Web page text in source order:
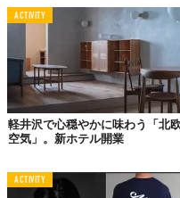
れがライト館を襲いました
うなか、驚くことに同館は
その理由とされているのが、
揺れのあと火の手が建物に
に延焼を食い止めることが
の建築予算がオーバーする
し切ってつくったんだとか。
東京が大被害を受けながら
せたライト館は世界的に賞賛
ACTIVITY
軽井沢で心穏やかに味わう「北
空気」。新ホテル開業
ACTIVITY